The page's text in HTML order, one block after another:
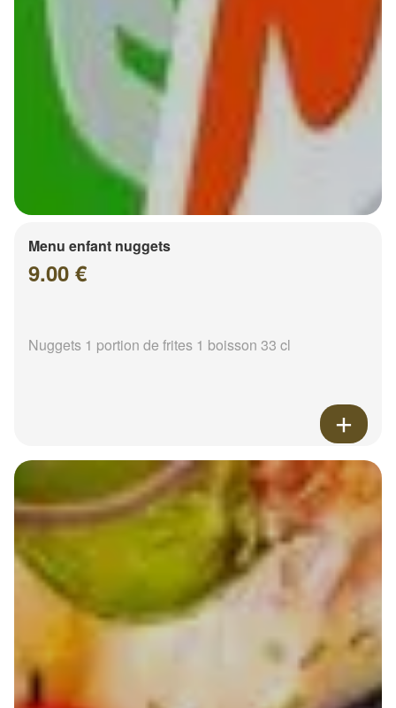
Menu enfant nuggets
9.00 €
Nuggets 1 portion de frites 1 boisson 33 cl